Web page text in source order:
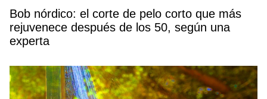
Bob nórdico: el corte de pelo corto que más
rejuvenece después de los 50, según una
experta